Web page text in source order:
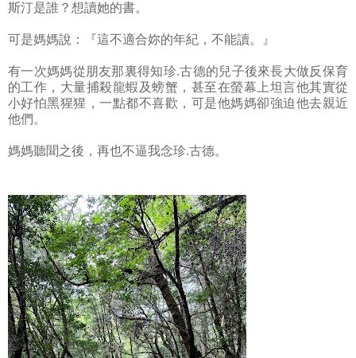
斯汀是誰？想讀她的書。
可是媽媽說：『這不適合妳的年紀，不能讀。』
有一次媽媽從朋友那裏得知珍.古德的兒子後來長大做反保育
的工作，大量捕殺龍蝦及螃蟹，甚至在螢幕上坦言他其實從
小好怕黑猩猩，一點都不喜歡，可是他媽媽卻強迫他去親近
他們。
媽媽聽聞之後，再也不逼我念珍.古德。